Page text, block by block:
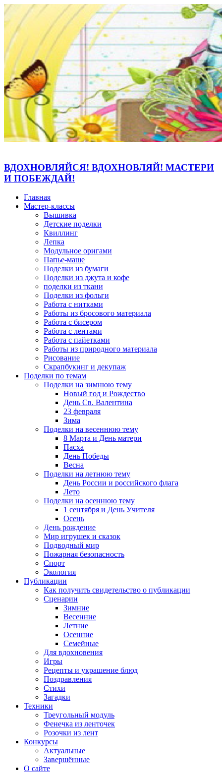
ВДОХНОВЛЯЙСЯ! ВДОХНОВЛЯЙ! МАСТЕРИ
И ПОБЕЖДАЙ!
Главная
Мастер-классы
Вышивка
Детские поделки
Квиллинг
Лепка
Модульное оригами
Папье-маше
Поделки из бумаги
Поделки из джута и кофе
поделки из ткани
Поделки из фольги
Работа с нитками
Работы из бросового материала
Работа с бисером
Работа с лентами
Работа с пайетками
Работы из природного материала
Рисование
Скрапбукинг и декупаж
Поделки по темам
Поделки на зимнюю тему
Новый год и Рождество
День Св. Валентина
23 февраля
Зима
Поделки на весеннюю тему
8 Марта и День матери
Пасха
День Победы
Весна
Поделки на летнюю тему
День России и российского флага
Лето
Поделки на осеннюю тему
1 сентября и День Учителя
Осень
День рождение
Мир игрушек и сказок
Подводный мир
Пожарная безопасность
Спорт
Экология
Публикации
Как получить свидетельство о публикации
Сценарии
Зимние
Весенние
Летние
Осенние
Семейные
Для вдохновения
Игры
Рецепты и украшение блюд
Поздравления
Стихи
Загадки
Техники
Треугольный модуль
Фенечка из ленточек
Розочки из лент
Конкурсы
Актуальные
Завершённые
О сайте